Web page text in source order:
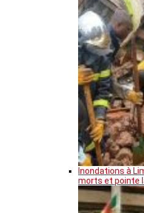
Inondations à
morts et pointe